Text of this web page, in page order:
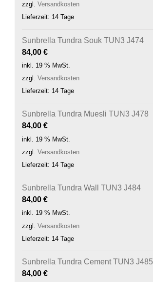
zzgl. Versandkosten
Lieferzeit: 14 Tage
Sunbrella Tundra Souk TUN3 J474
84,00 €
inkl. 19 % MwSt.
zzgl. Versandkosten
Lieferzeit: 14 Tage
Sunbrella Tundra Muesli TUN3 J478
84,00 €
inkl. 19 % MwSt.
zzgl. Versandkosten
Lieferzeit: 14 Tage
Sunbrella Tundra Wall TUN3 J484
84,00 €
inkl. 19 % MwSt.
zzgl. Versandkosten
Lieferzeit: 14 Tage
Sunbrella Tundra Cement TUN3 J485
84,00 €